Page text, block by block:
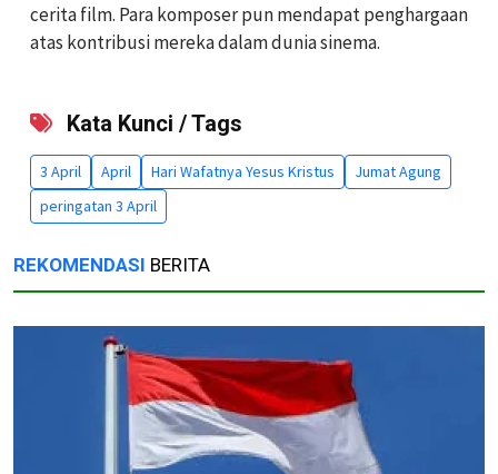
cerita film. Para komposer pun mendapat penghargaan
atas kontribusi mereka dalam dunia sinema.
Kata Kunci / Tags
3 April April Hari Wafatnya Yesus Kristus
Jumat Agung
peringatan 3 April
REKOMENDASI BERITA